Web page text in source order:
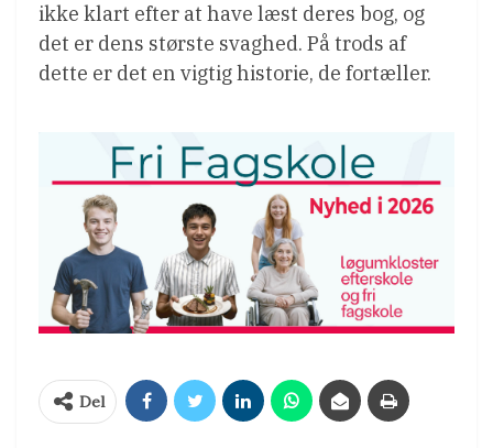
ikke klart efter at have læst deres bog, og
det er dens største svaghed. På trods af
dette er det en vigtig historie, de fortæller.
Del